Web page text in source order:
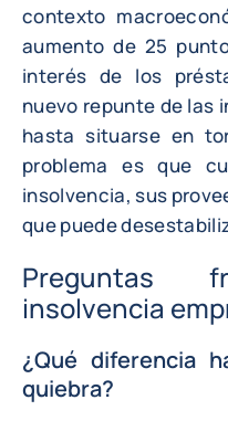
contexto
aumento de 25
interés de los
nuevo repunte de las
hasta situarse en
problema es que
insolvencia, sus
que puede
Preguntas
insolvencia
¿Qué diferencia
quiebra?